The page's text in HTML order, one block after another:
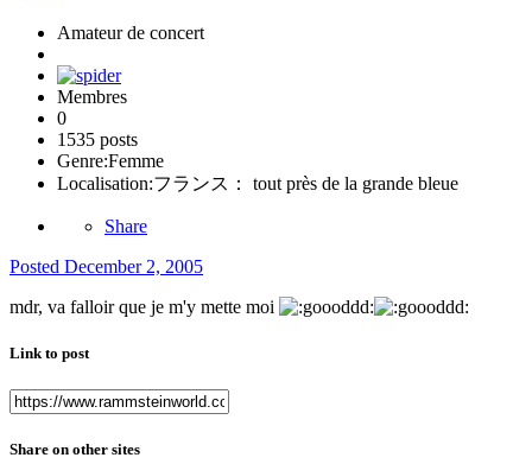
Amateur de concert
Membres
0
1535 posts
Genre:Femme
Localisation:フランス： tout près de la grande bleue
Share
Posted December 2, 2005
mdr, va falloir que je m'y mette moi
Link to post
Share on other sites